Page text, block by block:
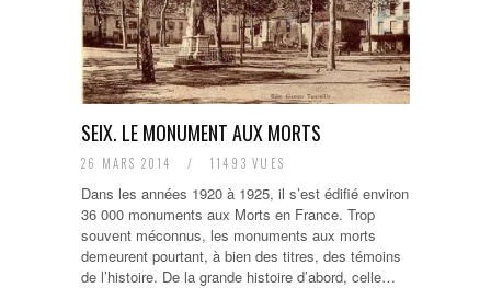
SEIX. LE MONUMENT AUX MORTS
26 MARS 2014 / 11493 VUES
Dans les années 1920 à 1925, il s’est édifié environ
36 000 monuments aux Morts en France. Trop
souvent méconnus, les monuments aux morts
demeurent pourtant, à bien des titres, des témoins
de l’histoire. De la grande histoire d’abord, celle…